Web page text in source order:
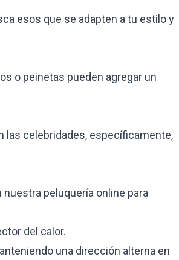
esos que se adapten a tu estilo y
o peinetas pueden agregar un
las celebridades, específicamente,
peluquería online para
del calor.
una dirección alterna en